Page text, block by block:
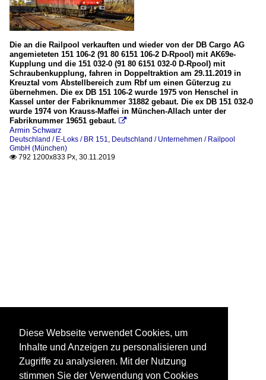
Die an die Railpool verkauften und wieder von der DB Cargo AG
angemieteten 151 106-2 (91 80 6151 106-2 D-Rpool) mit AK69e-
Kupplung und die 151 032-0 (91 80 6151 032-0 D-Rpool) mit
Schraubenkupplung, fahren in Doppeltraktion am 29.11.2019 in
Kreuztal vom Abstellbereich zum Rbf um einen Güterzug zu
übernehmen. Die ex DB 151 106-2 wurde 1975 von Henschel in
Kassel unter der Fabriknummer 31882 gebaut. Die ex DB 151 032-0
wurde 1974 von Krauss-Maffei in München-Allach unter der
Fabriknummer 19651 gebaut. 
Armin Schwarz
Deutschland / E-Loks / BR 151, Deutschland / Unternehmen / Railpool
GmbH (München)
 792 1200x833 Px, 30.11.2019
Diese Webseite verwendet Cookies, um
Inhalte und Anzeigen zu personalisieren und
Zugriffe zu analysieren. Mit der Nutzung
stimmen Sie der Verwendung von Cookies